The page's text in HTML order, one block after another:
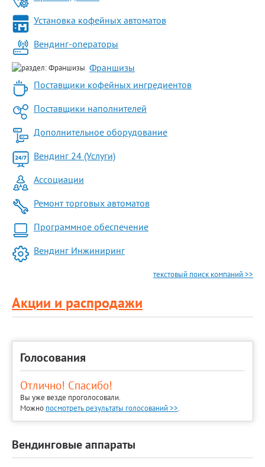
Установка кофейных автоматов
Вендинг-операторы
Франшизы
Поставщики кофейных ингредиентов
Поставщики наполнителей
Дополнительное оборудование
Вендинг 24 (Услуги)
Ассоциации
Ремонт торговых автоматов
Программное обеспечение
Вендинг Инжиниринг
текстовый поиск компаний >>
Акции и распродажи
Голосования
Отлично! Спасибо!
Вы уже везде проголосовали.
Можно посмотреть результаты голосований >>.
Вендинговые аппараты